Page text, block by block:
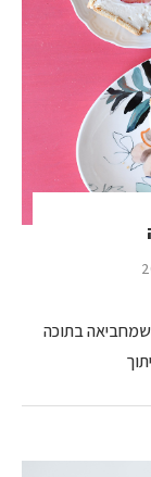
שמחביאה בתוכה